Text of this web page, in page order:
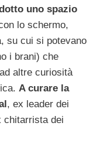
uno spazio
lo schermo,
su cui si potevano
i brani) che
altre curiosità
A curare la
, ex leader dei
chitarrista dei